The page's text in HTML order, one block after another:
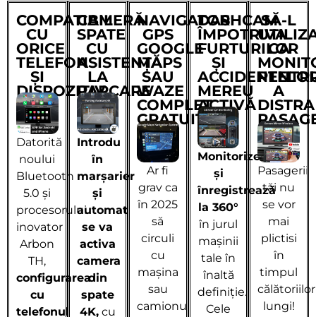
COMPATIBIL
CU
ORICE
TELEFON
ȘI
DISPOZITIV
Datorită
noului
Bluetooth
5.0 și
procesorului
inovator
Arbon
TH,
configurarea
cu
telefonul
CAMERĂ
SPATE
CU
ASISTENȚĂ
LA
PARCARE
Introdu
în
marșarier
și
automat
se va
activa
camera
din
spate
4K,cu
NAVIGATOR
GPS
GOOGLE
MAPS
SAU
WAZE
COMPLET
GRATUIT
Ar fi
grav ca
în 2025
să
circuli
cu
mașina
sau
camionul
DASHCAM
ÎMPOTRIVA
FURTURILOR
ȘI
MEREU
ACTIVĂ
Monitorizează
și
înregistrează
la 360°
în jurul
mașinii
tale în
înaltă
definiție.
Cele
SĂ-L
CA
A
DISTRA
Pasagerii
tăi nu
se vor
mai
plictisi
în
timpul
călătoriilor
lungi!